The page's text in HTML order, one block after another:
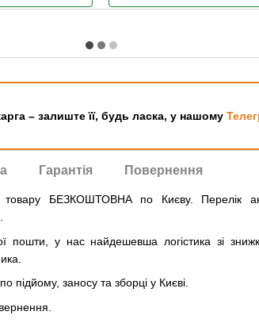
– залиште її, будь ласка, у нашому
Гарантія Повернення
товару БЕЗКОШТОВНА по Києву. Перелік
пошти, у нас найдешевша логістика зі
підйому, заносу та зборці у Києві.